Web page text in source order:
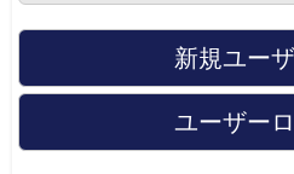
新規ユー
ユーザー